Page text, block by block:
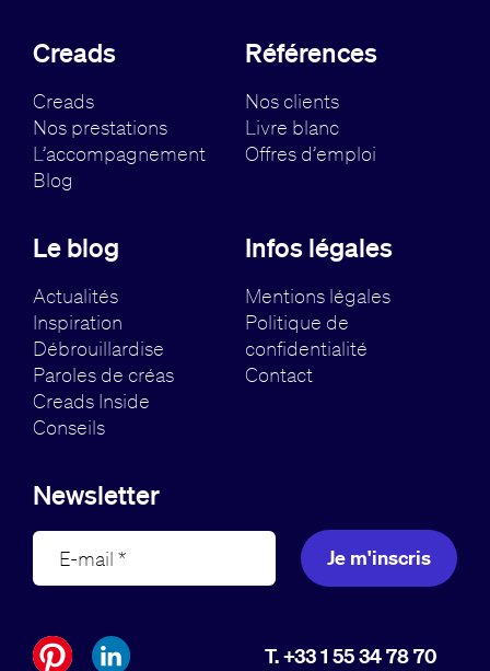
Creads
Creads
Nos prestations
L’accompagnement
Blog
Références
Nos clients
Livre blanc
Offres d’emploi
Le blog
Actualités
Inspiration
Débrouillardise
Paroles de créas
Creads Inside
Conseils
Infos légales
Mentions légales
Politique de
confidentialité
Contact
Newsletter
Je m'inscris
T. +33 1 55 34 78 70